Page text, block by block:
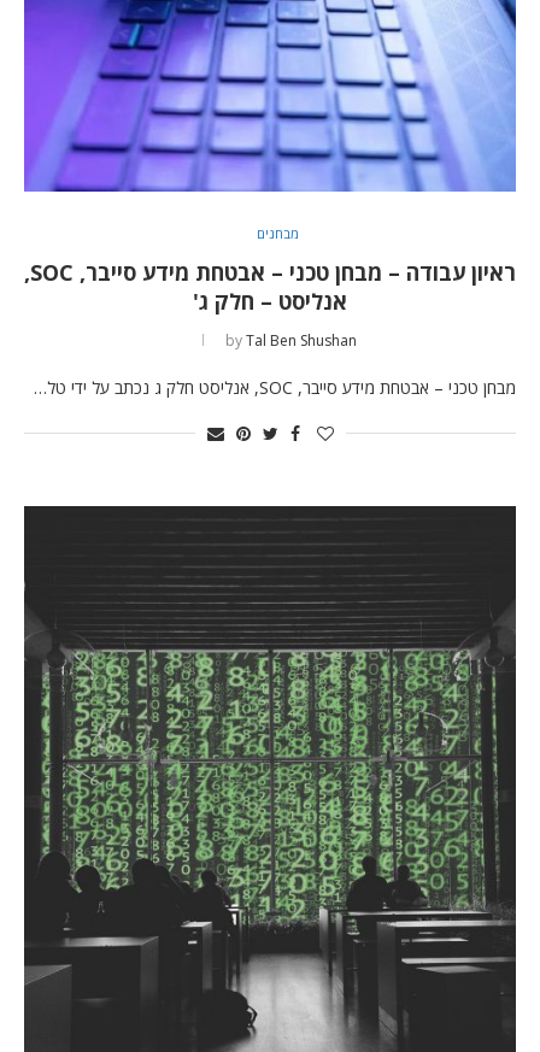
מבחנים
ראיון עבודה – מבחן טכני – אבטחת מידע סייבר, SOC,
אנליסט – חלק ג'
byTal Ben Shushan
מבחן טכני – אבטחת מידע סייבר, SOC, אנליסט חלק ג נכתב על ידי טל…